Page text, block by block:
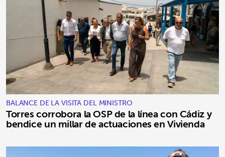
BALANCE DE LA VISITA DEL MINISTRO
Torres corrobora la OSP de la línea con Cádiz y
bendice un millar de actuaciones en Vivienda